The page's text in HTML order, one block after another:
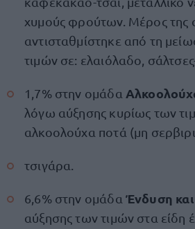
χυμούς φρούτων. Μέρος της
αντισταθμίστηκε από τη
τιμών σε: ελαιόλαδο,
1,7% στην ομάδα
λόγω αύξησης κυρίως των
αλκοολούχα ποτά (μη
τσιγάρα.
6,6% στην ομάδα Ένδυση
αύξησης των τιμών στα είδη